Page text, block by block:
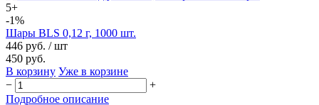
5+
-1%
Шары BLS 0,12 г, 1000 шт.
446 руб. / шт
450 руб.
В корзину Уже в корзине
−
+
Подробное описание